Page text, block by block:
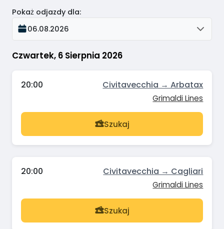
Czwartek, 6 Sierpnia 2026
Pokaż odjazdy dla:
06.08.2026
20:00 Civitavecchia → Arbatax
Grimaldi Lines
Szukaj
20:00 Civitavecchia → Cagliari
Grimaldi Lines
Szukaj